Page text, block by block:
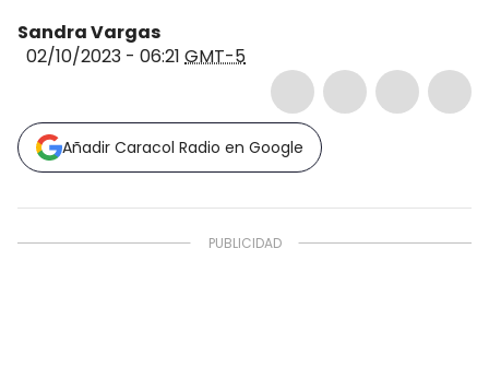
Sandra Vargas
02/10/2023 - 06:21 GMT-5
Añadir Caracol Radio en Google